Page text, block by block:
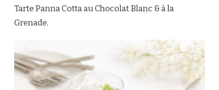
Tarte Panna Cotta au Chocolat Blanc & à la
Grenade.